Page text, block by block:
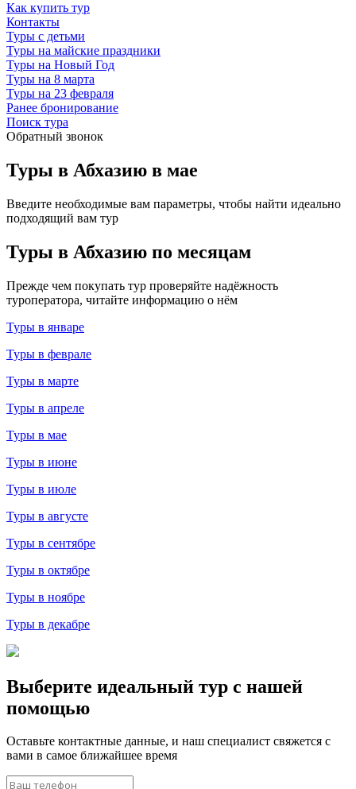
Как купить тур
Контакты
Туры с детьми
Туры на майские праздники
Туры на Новый Год
Туры на 8 марта
Туры на 23 февраля
Ранее бронирование
Поиск тура
Обратный звонок
Туры в Абхазию в мае
Введите необходимые вам параметры, чтобы найти идеально
подходящий вам тур
Туры в Абхазию по месяцам
Прежде чем покупать тур проверяйте надёжность
туроператора, читайте информацию о нём
Туры в январе
Туры в феврале
Туры в марте
Туры в апреле
Туры в мае
Туры в июне
Туры в июле
Туры в августе
Туры в сентябре
Туры в октябре
Туры в ноябре
Туры в декабре
Выберите идеальный тур с нашей
помощью
Оставьте контактные данные, и наш специалист свяжется с
вами в самое ближайшее время